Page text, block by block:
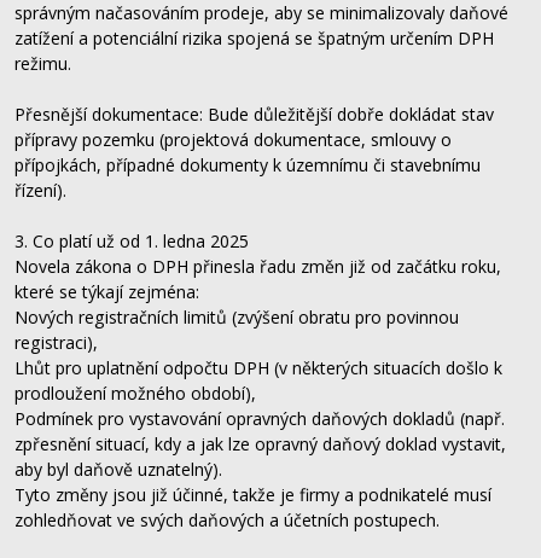
správným načasováním prodeje, aby se minimalizovaly daňové
zatížení a potenciální rizika spojená se špatným určením DPH
režimu.
Přesnější dokumentace: Bude důležitější dobře dokládat stav
přípravy pozemku (projektová dokumentace, smlouvy o
přípojkách, případné dokumenty k územnímu či stavebnímu
řízení).
3. Co platí už od 1. ledna 2025
Novela zákona o DPH přinesla řadu změn již od začátku roku,
které se týkají zejména:
Nových registračních limitů (zvýšení obratu pro povinnou
registraci),
Lhůt pro uplatnění odpočtu DPH (v některých situacích došlo k
prodloužení možného období),
Podmínek pro vystavování opravných daňových dokladů (např.
zpřesnění situací, kdy a jak lze opravný daňový doklad vystavit,
aby byl daňově uznatelný).
Tyto změny jsou již účinné, takže je firmy a podnikatelé musí
zohledňovat ve svých daňových a účetních postupech.